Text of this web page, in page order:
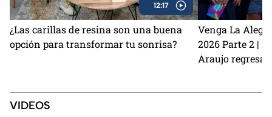
12:17
¿Las carillas de resina son una buena
opción para transformar tu sonrisa?
Venga La
2026 Parte 2 |
Araujo
VIDEOS